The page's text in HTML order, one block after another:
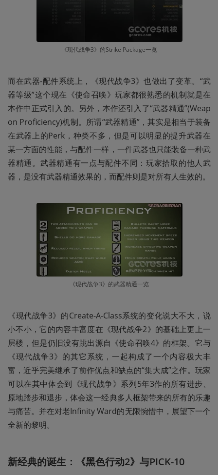
《现代战争3》的Strike Package一览
而在武器-配件系统上，《现代战争3》也做出了变革。“武
器等级”这个现在《使命召唤》玩家都很熟悉的机制就是在
本作中正式引入的。另外，本作还引入了“武器精通”(Weap
on Proficiency)机制。所谓“武器精通”，其实是相当于装备
在武器上的Perk，种类不多，但是可以明显的提升武器在
某一方面的性能，与配件一样，一件武器也只能装备一种武
器精通。武器精通有一点与配件不同：玩家拾取的他人武
器，是没有武器精通效果的，而配件则是对所有人生效的。
《现代战争3》的武器精通一览
《现代战争3》的Create-A-Class系统的变化说大不大，说
小不小，它的内容丰富度在《现代战争2》的基础上更上一
层楼，但是仍旧没有跳出源自《使命召唤4》的框架。它与
《现代战争3》的其它系统，一起构成了一个内容极大丰
富，近乎完美继承了前作优点和缺点的“集大成”之作。玩家
可以在其中体会到《现代战争》系列5年3作的所有进步、
原地踏步和退步，体会这一经典多人框架带来的所有的乐趣
与痛苦。并在对老Infinity Ward的无限惋惜中，展望下一个
全新的黎明。
新经典的诞生：《黑色行动2》与PICK-10